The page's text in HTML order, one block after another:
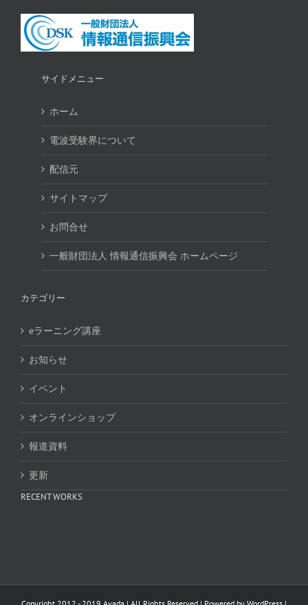
サイドメニュー
ホーム
電波受験界について
配信元
サイトマップ
お問合せ
一般財団法人 情報通信振興会 ホームページ
カテゴリー
eラーニング講座
お知らせ
イベント
オンラインショップ
報道資料
更新
RECENT WORKS